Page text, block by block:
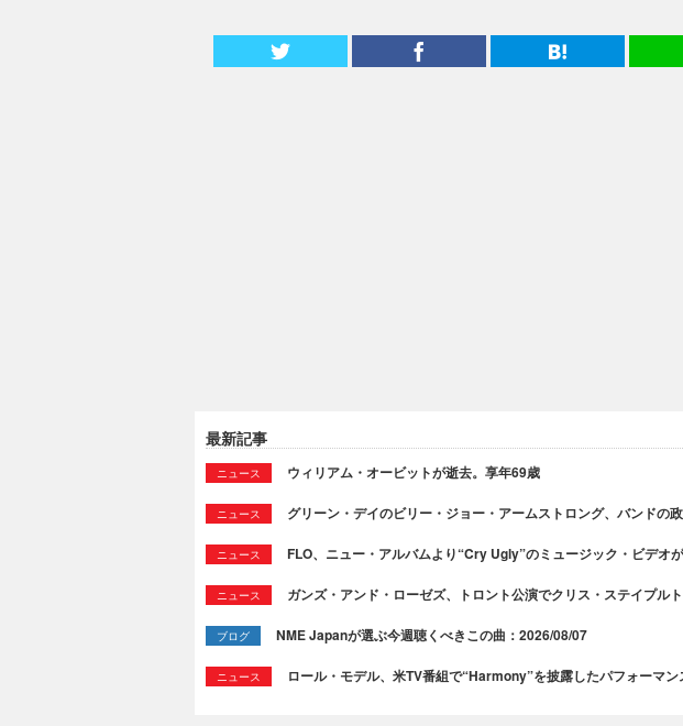
最新記事
ニュース ウィリアム・オービットが逝去。享年69歳
ニュース グリーン・デイのビリー・ジョー・アームストロング、バンドの
ニュース FLO、ニュー・アルバムより“Cry Ugly”のミュージック・ビデオ
ニュース ガンズ・アンド・ローゼズ、トロント公演でクリス・ステイプル
ブログ NME Japanが選ぶ今週聴くべきこの曲：2026/08/07
ニュース ロール・モデル、米TV番組で“Harmony”を披露したパフォーマ